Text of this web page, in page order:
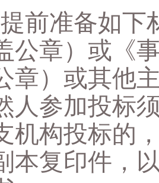
前准备如下
公章）或《
章）或其他
人参加投标
机构投标的
本复印件，